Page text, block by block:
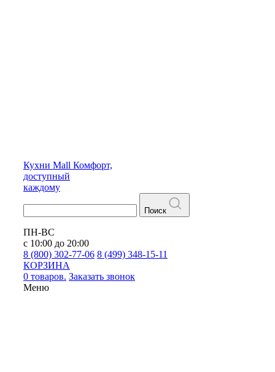
Кухни Mall Комфорт,
доступный
каждому
Поиск
ПН-ВС
с 10:00 до 20:00
8 (800) 302-77-06 8 (499) 348-15-11
КОРЗИНА
0 товаров. Заказать звонок
Меню